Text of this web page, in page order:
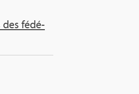
des fédé­